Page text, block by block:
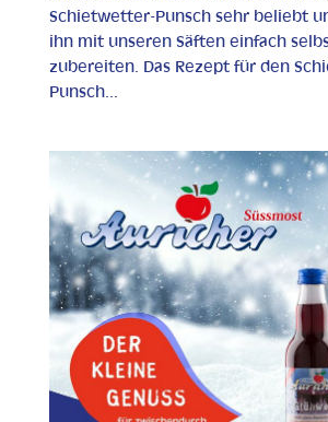
Schietwetter-Punsch sehr beliebt
ihn mit unseren Säften einfach
zubereiten. Das Rezept für den
Punsch...